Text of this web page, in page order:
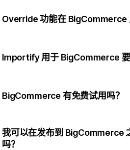
BigCommerce 店铺添加的产品数量
Override 功能在 BigCommerce
产品背后的供应商，这样你就能换到
Importify 用于 BigCommerce 要
Premium 每月 $27.95、Gold 每月
BigCommerce 有免费试用吗？
BigCommerce 的导入流程。
我可以在发布到 BigCommerce
吗？